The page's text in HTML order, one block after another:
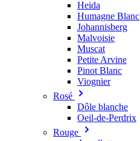
Heida
Humagne Blanc
Johannisberg
Malvoisie
Muscat
Petite Arvine
Pinot Blanc
Viognier
Rosé
Dôle blanche
Oeil-de-Perdrix
Rouge